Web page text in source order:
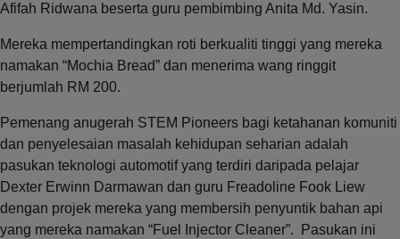
Afifah Ridwana beserta guru pembimbing Anita Md. Yasin.
Mereka mempertandingkan roti berkualiti tinggi yang mereka
namakan “Mochia Bread” dan menerima wang ringgit
berjumlah RM 200.
Pemenang anugerah STEM Pioneers bagi ketahanan komuniti
dan penyelesaian masalah kehidupan seharian adalah
pasukan teknologi automotif yang terdiri daripada pelajar
Dexter Erwinn Darmawan dan guru Freadoline Fook Liew
dengan projek mereka yang membersih penyuntik bahan api
yang mereka namakan “Fuel Injector Cleaner”. Pasukan ini